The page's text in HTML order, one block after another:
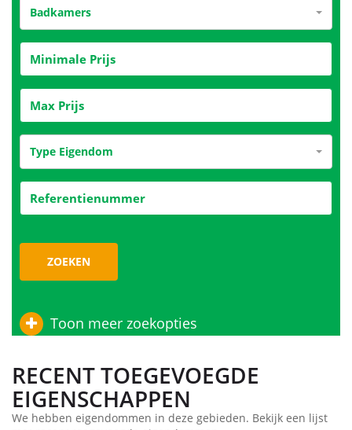
Badkamers
Type Eigendom
ZOEKEN
Toon meer zoekopties
RECENT TOEGEVOEGDE
EIGENSCHAPPEN
We hebben eigendommen in deze gebieden. Bekijk een lijst